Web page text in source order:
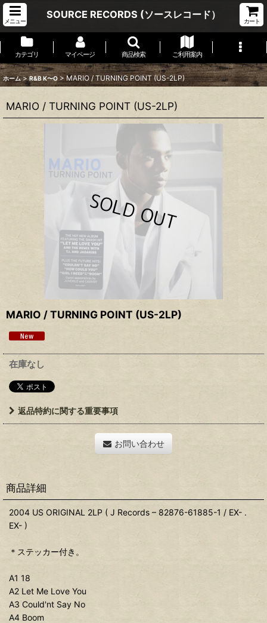
メニュー
SOURCE RECORDS (ソースレコード）
カート
カテゴリ マイページ 商品検索 ご利用案内
ホーム > R&B K〜O > MARIO / TURNING POINT (US-2LP)
MARIO / TURNING POINT (US-2LP)
MARIO / TURNING POINT (US-2LP)
在庫なし
返品特約に関する重要事項
お問い合わせ
商品詳細
2004 US ORIGINAL 2LP ( J Records – 82876-61885-1 / EX- .
EX- )
＊ステッカー付き。
A1 18
A2 Let Me Love You
A3 Could'nt Say No
A4 Boom